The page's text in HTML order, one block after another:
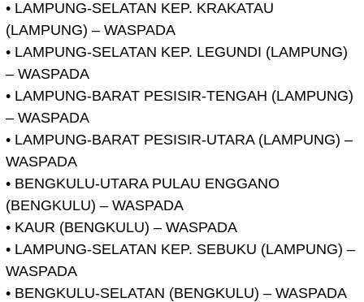
• LAMPUNG-SELATAN KEP. KRAKATAU
(LAMPUNG) – WASPADA
• LAMPUNG-SELATAN KEP. LEGUNDI (LAMPUNG)
– WASPADA
• LAMPUNG-BARAT PESISIR-TENGAH (LAMPUNG)
– WASPADA
• LAMPUNG-BARAT PESISIR-UTARA (LAMPUNG) –
WASPADA
• BENGKULU-UTARA PULAU ENGGANO
(BENGKULU) – WASPADA
• KAUR (BENGKULU) – WASPADA
• LAMPUNG-SELATAN KEP. SEBUKU (LAMPUNG) –
WASPADA
• BENGKULU-SELATAN (BENGKULU) – WASPADA